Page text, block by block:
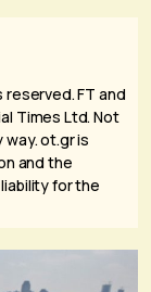
reserved.FT and
Times Ltd. Not
ot.gr is
and the
for the